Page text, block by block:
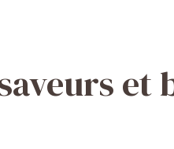
et